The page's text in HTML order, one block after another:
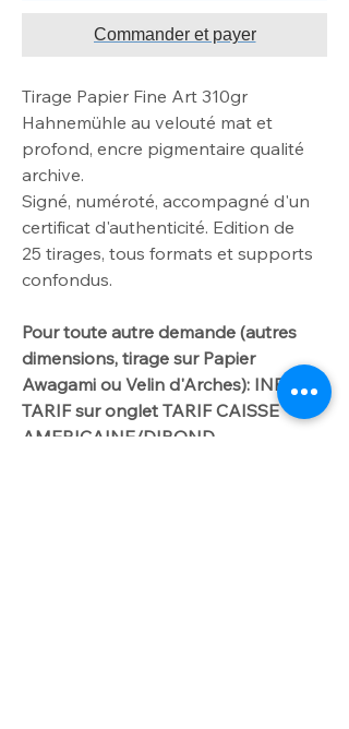
Commander et payer
Tirage Papier Fine Art 310gr
Hahnemühle au velouté mat et
profond, encre pigmentaire qualité
archive.
Signé, numéroté, accompagné d'un
certificat d'authenticité. Edition de
25 tirages, tous formats et supports
confondus.
Pour toute autre demande (autres
dimensions, tirage sur Papier
Awagami ou Velin d'Arches): INFO
TARIF sur onglet TARIF CAISSE
AMERICAINE/DIBOND.